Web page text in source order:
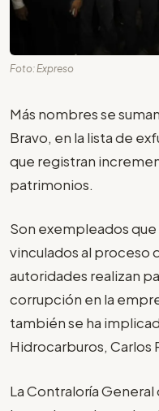
Foto: Expreso
Más nombres se
Bravo, en la lista de
que registran
patrimonios.
Son exempleados
vinculados al proceso
autoridades realizan
corrupción en la
también se ha
Hidrocarburos, Carlos
La Contraloría